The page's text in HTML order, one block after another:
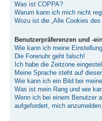
Was ist COPPA?
Warum kann ich mich nicht
Wozu ist die „Alle Cookies
Benutzerpräferenzen und -
Wie kann ich meine
Die Forenuhr geht falsch!
Ich habe die Zeitzone
Meine Sprache steht auf
Wie kann ich ein Bild bei
Was ist mein Rang und wie
Wenn ich bei einem Benutzer
aufgefordert, mich anzumelden.